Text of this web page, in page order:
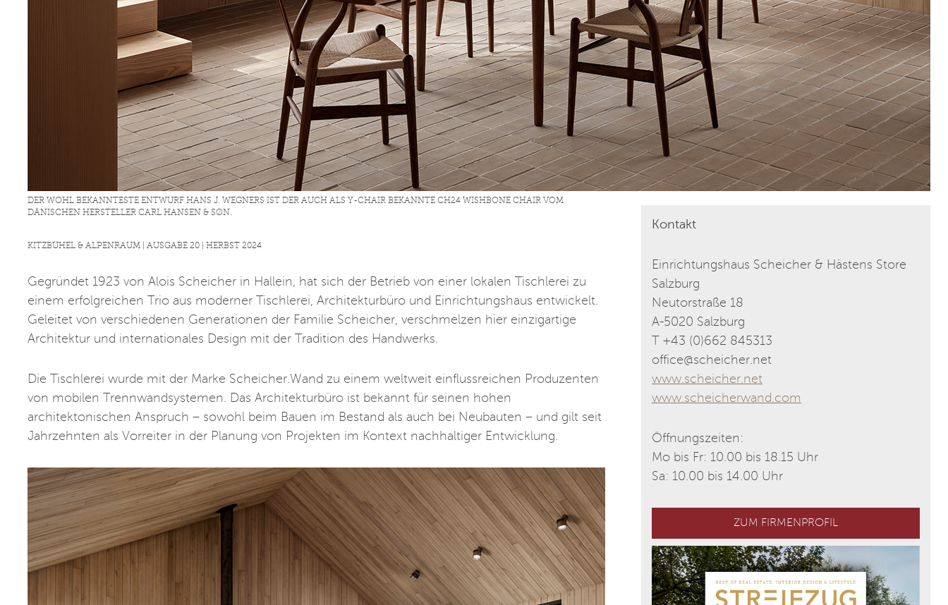
DER WOHL BEKANNTESTE ENTWURF HANS J. WEGNERS IST DER AUCH ALS Y-CHAIR BEKANNTE CH24 WISHBONE CHAIR VOM
DÄNISCHEN HERSTELLER CARL HANSEN & SØN.
KITZBÜHEL & ALPENRAUM | AUSGABE 20 | HERBST 2024
Gegründet 1923 von Alois Scheicher in Hallein, hat sich der Betrieb von einer lokalen Tischlerei zu
einem erfolgreichen Trio aus moderner Tischlerei, Architekturbüro und Einrichtungshaus entwickelt.
Geleitet von verschiedenen Generationen der Familie Scheicher, verschmelzen hier einzigartige
Architektur und internationales Design mit der Tradition des Handwerks.
Die Tischlerei wurde mit der Marke Scheicher.Wand zu einem weltweit einflussreichen Produzenten
von mobilen Trennwandsystemen. Das Architekturbüro ist bekannt für seinen hohen
architektonischen Anspruch – sowohl beim Bauen im Bestand als auch bei Neubauten – und gilt seit
Jahrzehnten als Vorreiter in der Planung von Projekten im Kontext nachhaltiger Entwicklung.
Kontakt
Einrichtungshaus Scheicher & Hästens Store
Salzburg
Neutorstraße 18
A-5020 Salzburg
T +43 (0)662 845313
office@scheicher.net
www.scheicher.net
www.scheicherwand.com
Öffnungszeiten:
Mo bis Fr: 10.00 bis 18.15 Uhr
Sa: 10.00 bis 14.00 Uhr
ZUM FIRMENPROFIL